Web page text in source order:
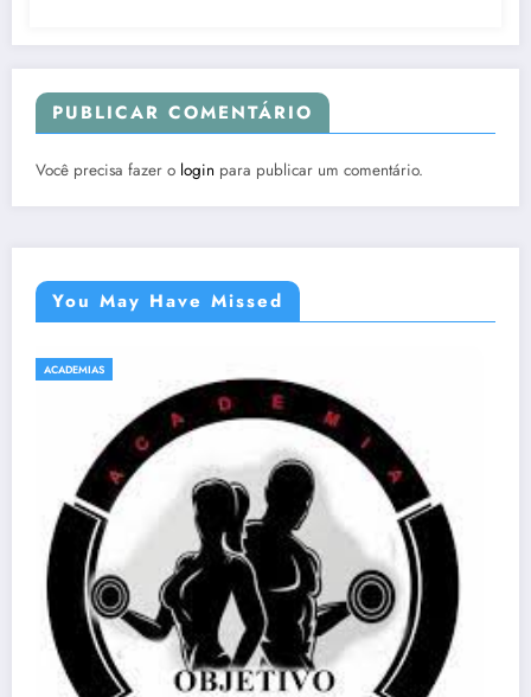
PUBLICAR COMENTÁRIO
Você precisa fazer o login para publicar um comentário.
You May Have Missed
ACADEMIAS
Acqua Gin Academia – EM Sabará
27 de abril de 2021 emsabara